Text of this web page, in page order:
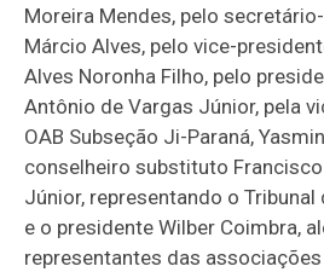
Moreira Mendes, pelo
Márcio Alves, pelo vice-
Alves Noronha Filho, pelo
Antônio de Vargas Júnior, pela
OAB Subseção Ji-Paraná,
conselheiro substituto
Júnior, representando o
e o presidente Wilber Coimbra,
representantes das